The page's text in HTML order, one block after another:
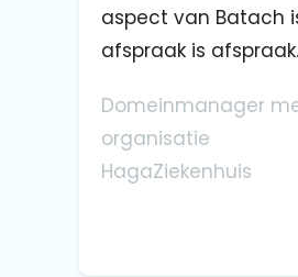
aspect van Batach
afspraak is afspraak.
Domeinmanager
organisatie
HagaZiekenhuis